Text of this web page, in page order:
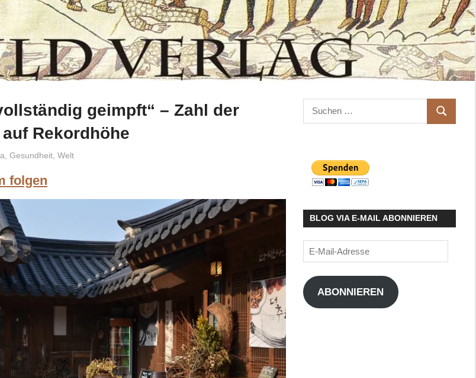
geimpft“ – Zahl der
Rekordhöhe
Gesundheit, Welt
folgen
Suchen
nach:
SUCHEN
BLOG VIA E-MAIL ABONNIEREN
E-
Mail-
Adresse
ABONNIEREN